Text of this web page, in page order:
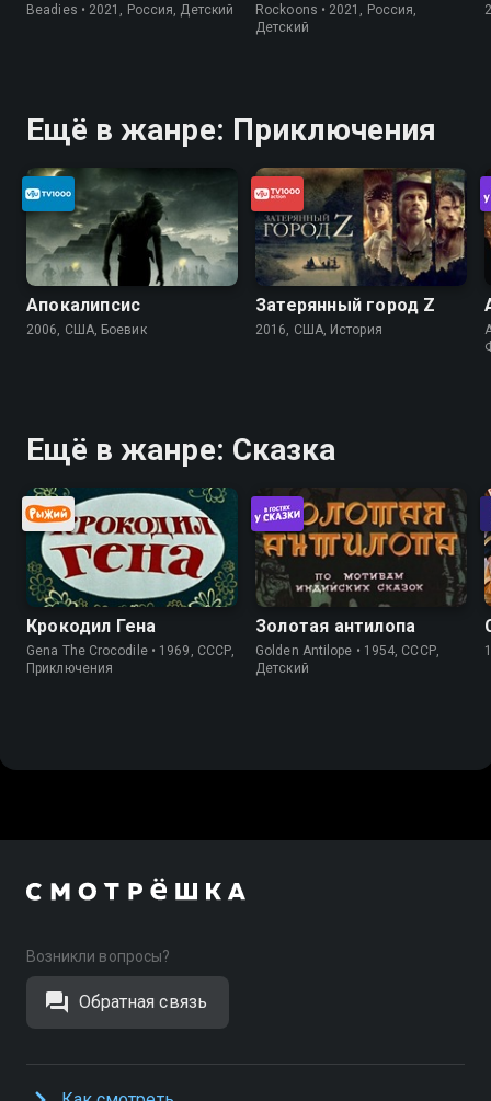
Beadies • 2021, Россия, Детский
Rockoons • 2021, Россия,
Детский
Ещё в жанре: Приключения
Апокалипсис
2006, США, Боевик
Затерянный город Z
2016, США, История
Ещё в жанре: Сказка
Крокодил Гена
Gena The Crocodile • 1969, СССР,
Приключения
Золотая антилопа
Golden Antilope • 1954, СССР,
Детский
Возникли вопросы?
Обратная связь